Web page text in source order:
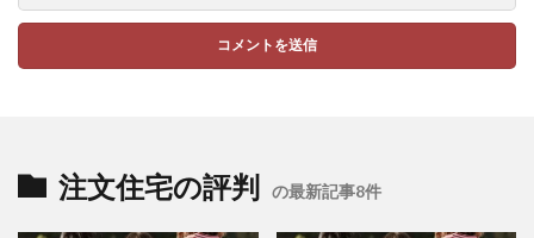
注文住宅の評判 の最新記事8件